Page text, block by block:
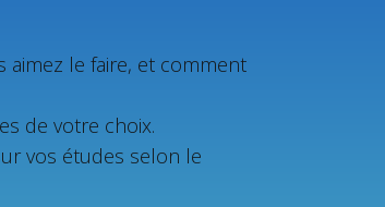
le faire, et comment
de votre choix.
vos études selon le